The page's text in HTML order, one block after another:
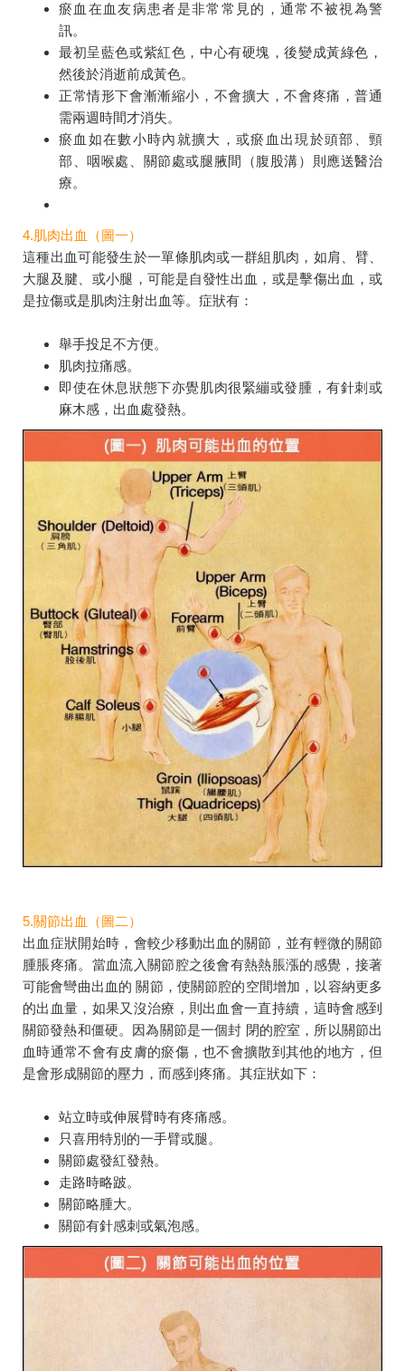
瘀血在血友病患者是非常常見的，通常不被視為警
訊。
最初呈藍色或紫紅色，中心有硬塊，後變成黃綠色，
然後於消逝前成黃色。
正常情形下會漸漸縮小，不會擴大，不會疼痛，普通
需兩週時間才消失。
瘀血如在數小時內就擴大，或瘀血出現於頭部、頸
部、咽喉處、關節處或腿腋間（腹股溝）則應送醫治
療。
4.肌肉出血（圖一）
這種出血可能發生於一單條肌肉或一群組肌肉，如肩、臂、
大腿及腱、或小腿，可能是自發性出血，或是擊傷出血，或
是拉傷或是肌肉注射出血等。症狀有：
舉手投足不方便。
肌肉拉痛感。
即使在休息狀態下亦覺肌肉很緊繃或發腫，有針刺或
麻木感，出血處發熱。
5.關節出血（圖二）
出血症狀開始時，會較少移動出血的關節，並有輕微的關節
腫脹疼痛。當血流入關節腔之後會有熱熱脹漲的感覺，接著
可能會彎曲出血的 關節，使關節腔的空間增加，以容納更多
的出血量，如果又沒治療，則出血會一直持續，這時會感到
關節發熱和僵硬。因為關節是一個封 閉的腔室，所以關節出
血時通常不會有皮膚的瘀傷，也不會擴散到其他的地方，但
是會形成關節的壓力，而感到疼痛。其症狀如下：
站立時或伸展臂時有疼痛感。
只喜用特別的一手臂或腿。
關節處發紅發熱。
走路時略跛。
關節略腫大。
關節有針感刺或氣泡感。